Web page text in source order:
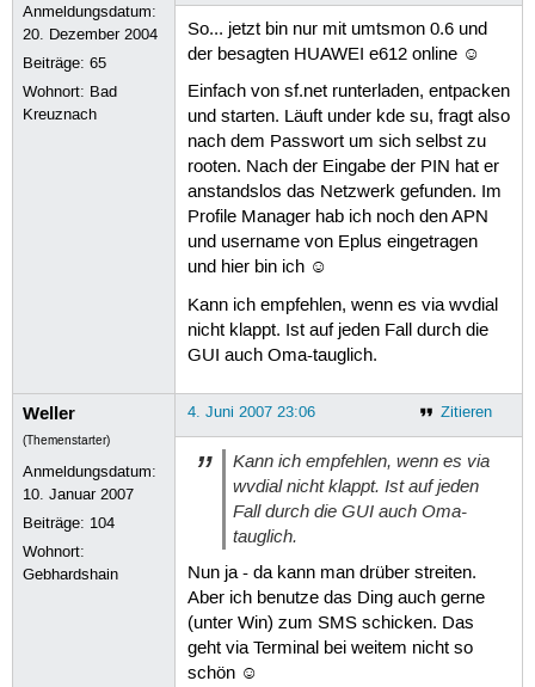
Anmeldungsdatum:
20. Dezember 2004
Beiträge:65
Wohnort: Bad
Kreuznach
So... jetzt bin nur mit umtsmon 0.6 und
der besagten HUAWEI e612 online ☺
Einfach von sf.net runterladen, entpacken
und starten. Läuft under kde su, fragt also
nach dem Passwort um sich selbst zu
rooten. Nach der Eingabe der PIN hat er
anstandslos das Netzwerk gefunden. Im
Profile Manager hab ich noch den APN
und username von Eplus eingetragen
und hier bin ich ☺
Kann ich empfehlen, wenn es via wvdial
nicht klappt. Ist auf jeden Fall durch die
GUI auch Oma-tauglich.
Weller
(Themenstarter)
Anmeldungsdatum:
10. Januar 2007
Beiträge: 104
Wohnort:
Gebhardshain
Zitieren
4. Juni 2007 23:06
Kann ich empfehlen, wenn es via
wvdial nicht klappt. Ist auf jeden
Fall durch die GUI auch Oma-
tauglich.
Nun ja - da kann man drüber streiten.
Aber ich benutze das Ding auch gerne
(unter Win) zum SMS schicken. Das
geht via Terminal bei weitem nicht so
schön ☺